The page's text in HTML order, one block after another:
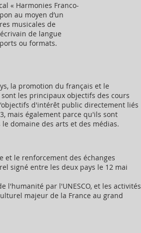
« Harmonies Franco-
au moyen d’un
musicales de
de langue
ou formats.
la promotion du français et le
les principaux objectifs des cours
d'intérêt public directement liés
mais également parce qu'ils sont
domaine des arts et des médias.
et le renforcement des échanges
signé entre les deux pays le 12 mai
l'humanité par l'UNESCO, et les activités
majeur de la France au grand